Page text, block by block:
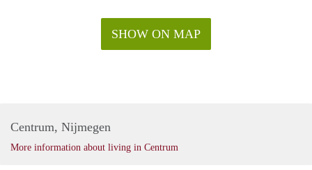
SHOW ON MAP
Centrum, Nijmegen
More information about living in Centrum